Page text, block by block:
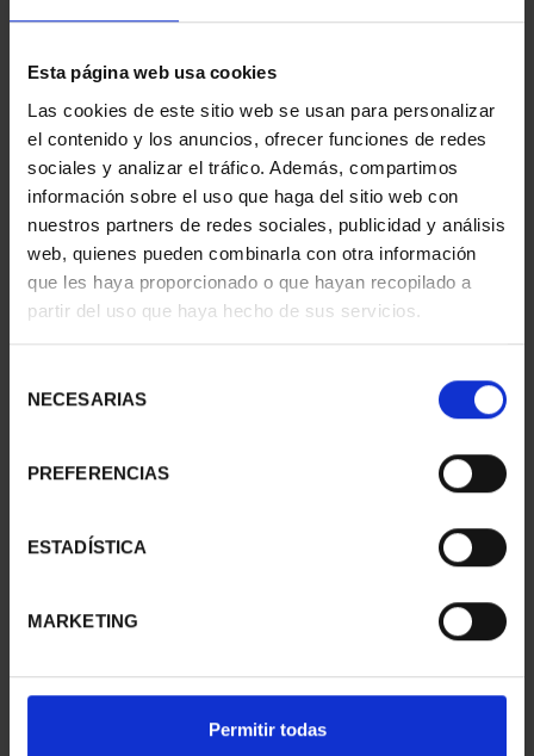
Esta página web usa cookies
Las cookies de este sitio web se usan para personalizar
el contenido y los anuncios, ofrecer funciones de redes
sociales y analizar el tráfico. Además, compartimos
información sobre el uso que haga del sitio web con
nuestros partners de redes sociales, publicidad y análisis
web, quienes pueden combinarla con otra información
que les haya proporcionado o que hayan recopilado a
partir del uso que haya hecho de sus servicios.
NECESARIAS
PREFERENCIAS
ESTADÍSTICA
MARKETING
Permitir todas
SUSCRIPCIÓN
CAPITALES DE
PROVINCIA 1
949,00 €
Sólo para usuarios
registrados
SUSCRIPCIÓN
CAPITALES DE
PROVINCIA 2
949,00 €
Sólo para usuarios
registrados